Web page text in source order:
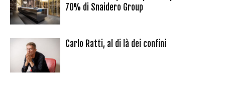
70% di Snaidero Group
Carlo Ratti, al di là dei confini